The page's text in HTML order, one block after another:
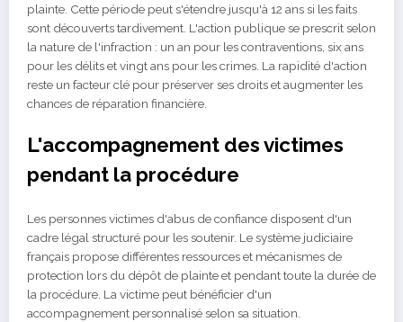
plainte. Cette période peut s'étendre jusqu'à 12 ans si les faits
sont découverts tardivement. L'action publique se prescrit selon
la nature de l'infraction : un an pour les contraventions, six ans
pour les délits et vingt ans pour les crimes. La rapidité d'action
reste un facteur clé pour préserver ses droits et augmenter les
chances de réparation financière.
L'accompagnement des victimes
pendant la procédure
Les personnes victimes d'abus de confiance disposent d'un
cadre légal structuré pour les soutenir. Le système judiciaire
français propose différentes ressources et mécanismes de
protection lors du dépôt de plainte et pendant toute la durée de
la procédure. La victime peut bénéficier d'un
accompagnement personnalisé selon sa situation.